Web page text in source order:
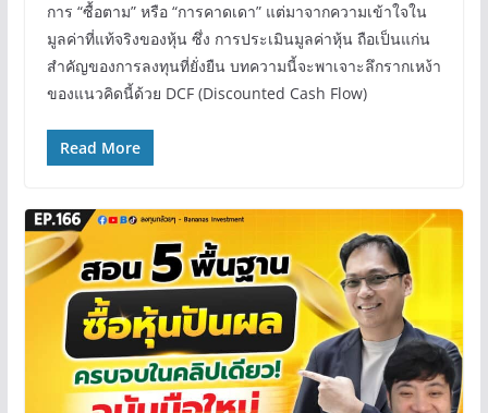
การ “ซื้อตาม” หรือ “การคาดเดา” แต่มาจากความเข้าใจใน
มูลค่าที่แท้จริงของหุ้น ซึ่ง การประเมินมูลค่าหุ้น ถือเป็นแก่น
สำคัญของการลงทุนที่ยั่งยืน บทความนี้จะพาเจาะลึกรากเหง้า
ของแนวคิดนี้ด้วย DCF (Discounted Cash Flow)
Read More